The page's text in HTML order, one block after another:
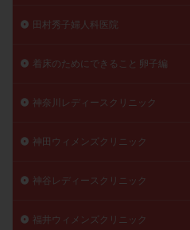
田村秀子婦人科医院
着床のためにできること 卵子編
神奈川レディースクリニック
神田ウィメンズクリニック
神谷レディースクリニック
福井ウィメンズクリニック